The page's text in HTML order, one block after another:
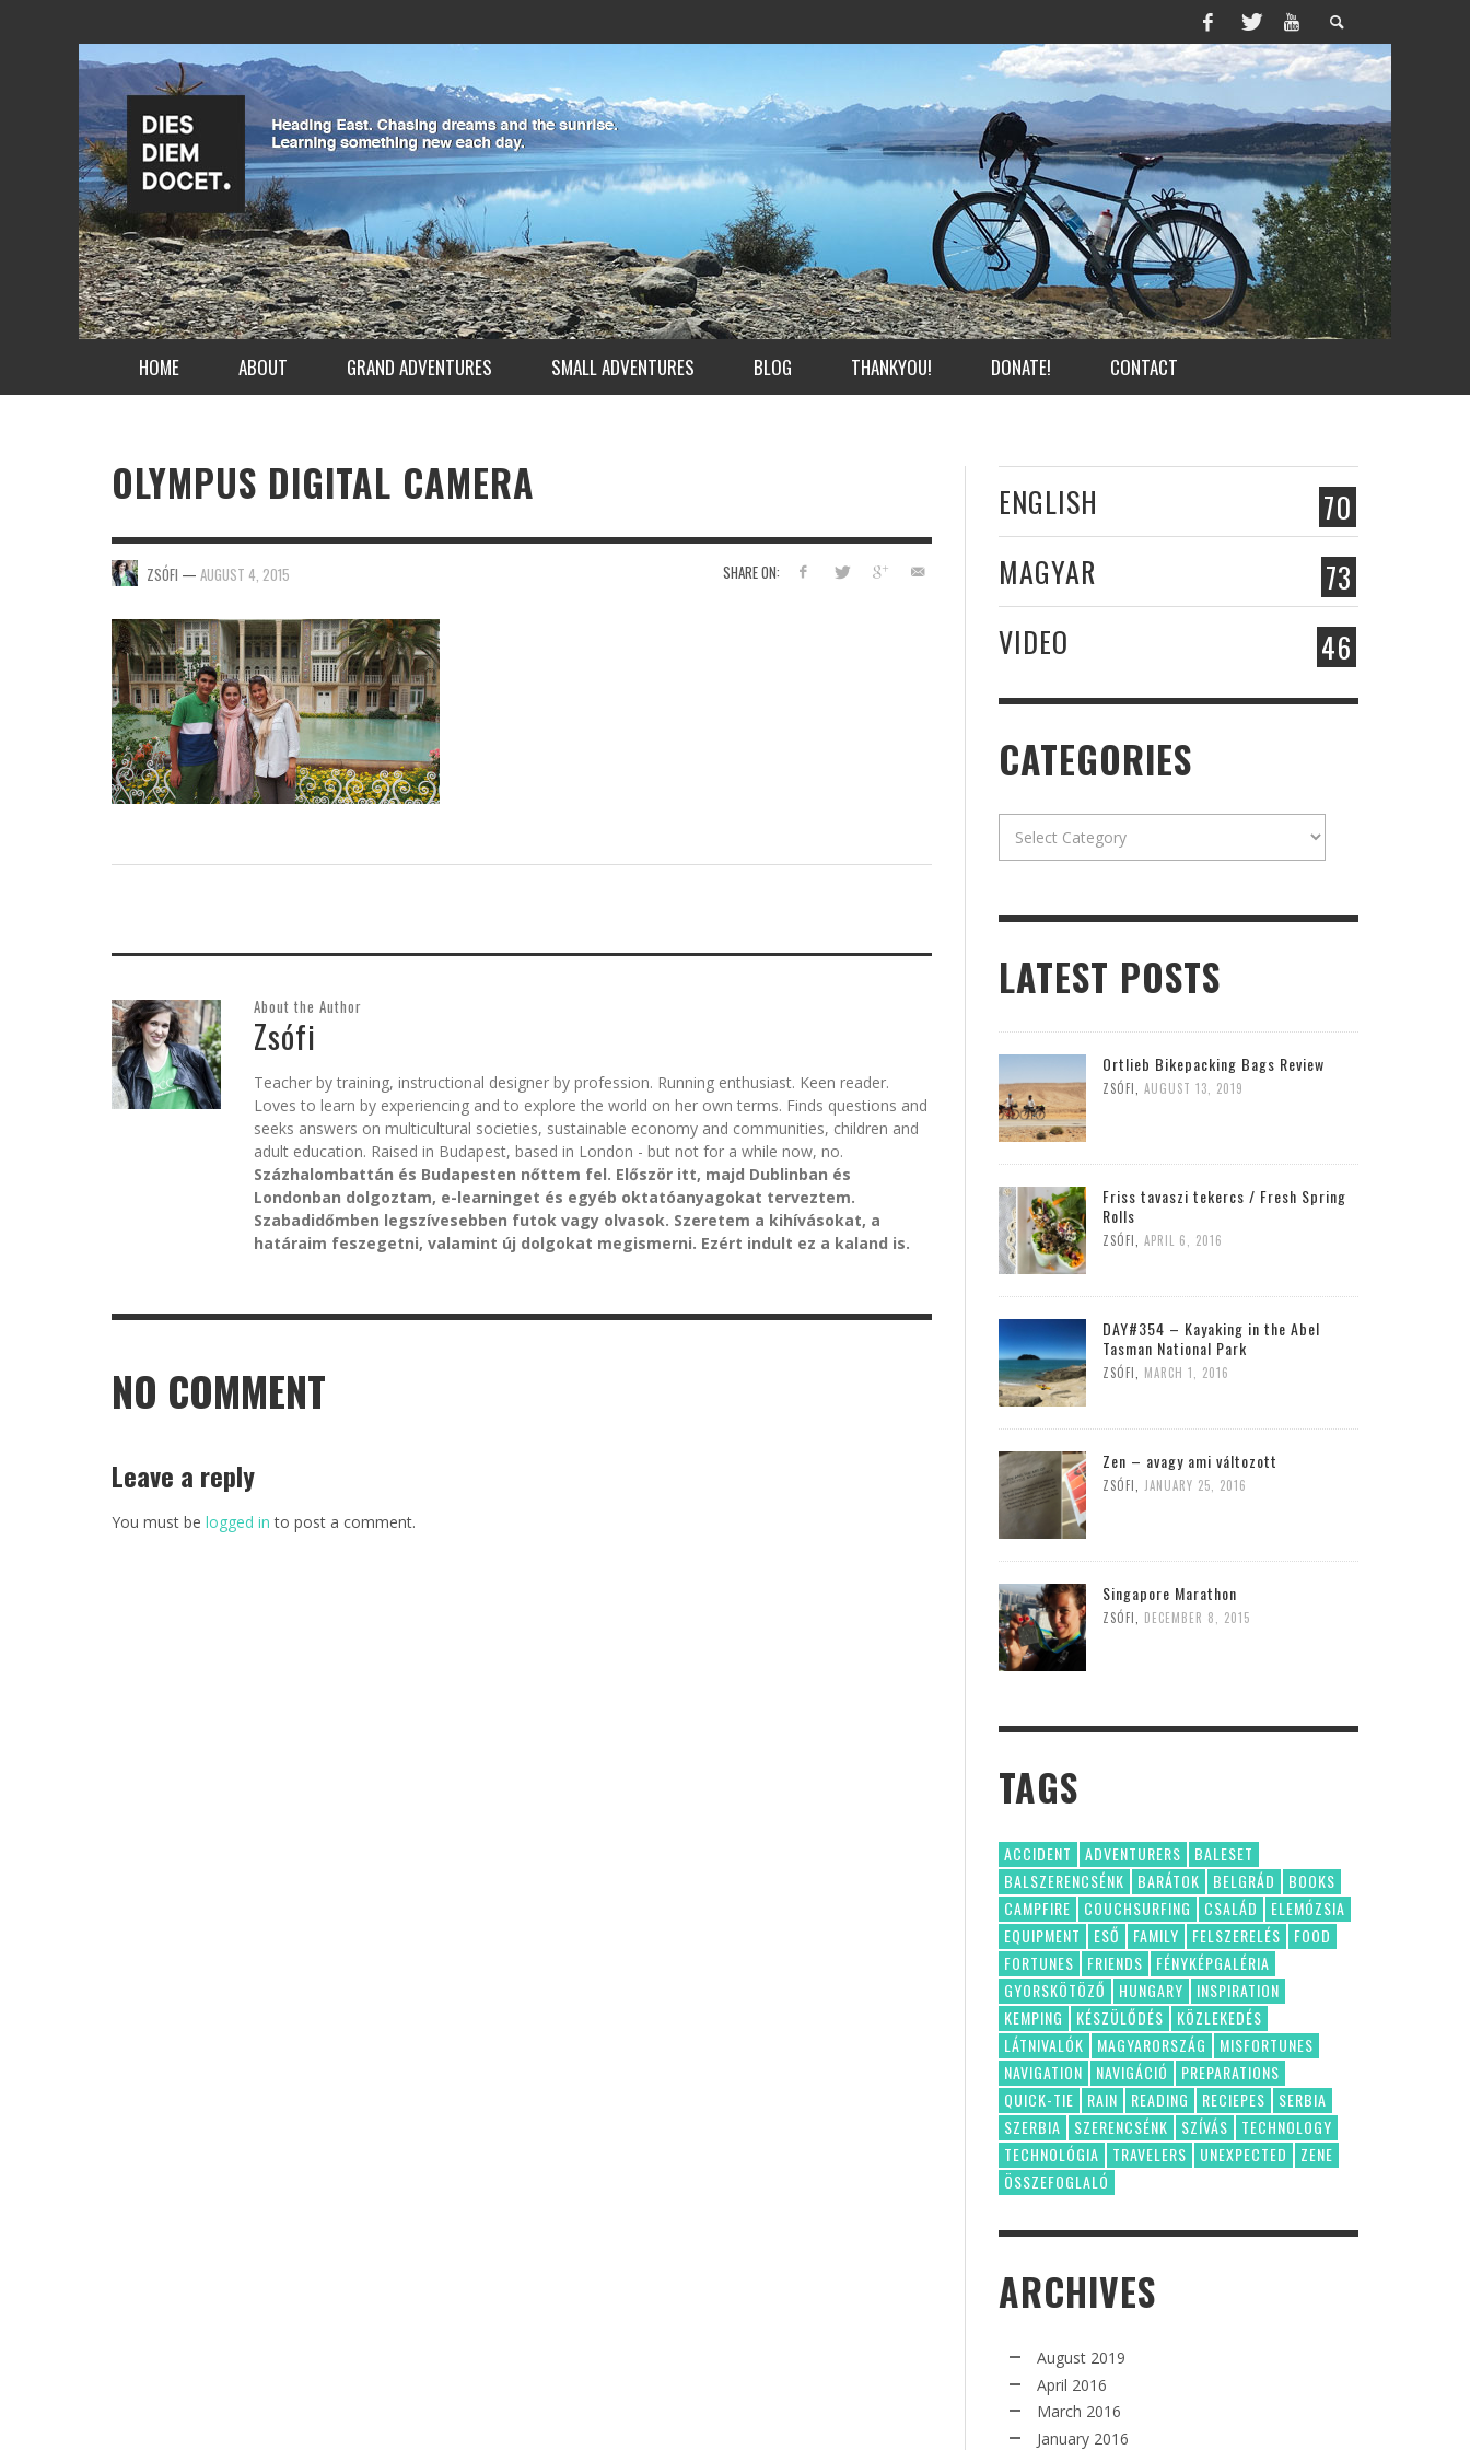
HOME ABOUT GRAND ADVENTURES SMALL ADVENTURES BLOG THANKYOU! DONATE! CONTACT
OLYMPUS DIGITAL CAMERA
SHARE ON:
ZSÓFI — AUGUST 4, 2015
About the Author
Zsófi
Teacher by training, instructional designer by profession. Running enthusiast. Keen reader.
Loves to learn by experiencing and to explore the world on her own terms. Finds questions and
seeks answers on multicultural societies, sustainable economy and communities, children and
adult education. Raised in Budapest, based in London - but not for a while now, no.
Százhalombattán és Budapesten nőttem fel. Először itt, majd Dublinban és
Londonban dolgoztam, e-learninget és egyéb oktatóanyagokat terveztem.
Szabadidőmben legszívesebben futok vagy olvasok. Szeretem a kihívásokat, a
határaim feszegetni, valamint új dolgokat megismerni. Ezért indult ez a kaland is.
NO COMMENT
Leave a reply
You must be logged in to post a comment.
70
ENGLISH
73
MAGYAR
46
VIDEO
CATEGORIES
LATEST POSTS
Ortlieb Bikepacking Bags Review
ZSÓFI AUGUST 13, 2019
Friss tavaszi tekercs / Fresh Spring
Rolls
ZSÓFI APRIL 6, 2016
DAY#354 – Kayaking in the Abel
Tasman National Park
ZSÓFI MARCH 1, 2016
Zen – avagy ami változott
ZSÓFI JANUARY 25, 2016
Singapore Marathon
ZSÓFI DECEMBER 8, 2015
TAGS
ACCIDENT ADVENTURERS
BALESET
BALSZERENCSÉNK
BARÁTOK BELGRÁD
BOOKS
CAMPFIRE
COUCHSURFING CSALÁD
ELEMÓZSIA
EQUIPMENT
ESŐ FAMILY FELSZERELÉS
FOOD
FORTUNES
FRIENDS
FÉNYKÉPGALÉRIA
GYORSKÖTÖZŐ
HUNGARY
INSPIRATION
KEMPING
KÉSZÜLŐDÉS
KÖZLEKEDÉS
LÁTNIVALÓK
MAGYARORSZÁG
MISFORTUNES
NAVIGATION
NAVIGÁCIÓ
PREPARATIONS
QUICK-TIE
RAIN READING RECIEPES
SERBIA
SZERBIA
SZERENCSÉNK SZÍVÁS
TECHNOLOGY
TECHNOLÓGIA
TRAVELERS UNEXPECTED
ZENE
ÖSSZEFOGLALÓ
ARCHIVES
August 2019
April 2016
March 2016
January 2016